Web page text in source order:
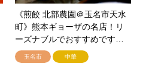
《煎餃 北部農園＠玉名市天水
町》熊本ギョーザの名店！リ
ーズナブルでおすすめです…
玉名市 中華